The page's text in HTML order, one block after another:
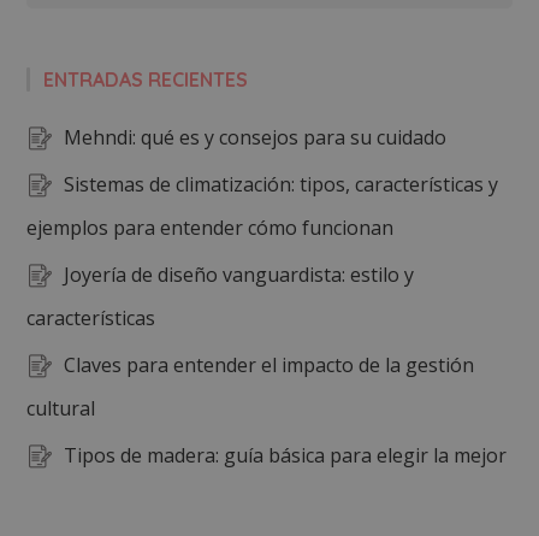
ENTRADAS RECIENTES
Mehndi: qué es y consejos para su cuidado
Sistemas de climatización: tipos, características y
ejemplos para entender cómo funcionan
Joyería de diseño vanguardista: estilo y
características
Claves para entender el impacto de la gestión
cultural
Tipos de madera: guía básica para elegir la mejor